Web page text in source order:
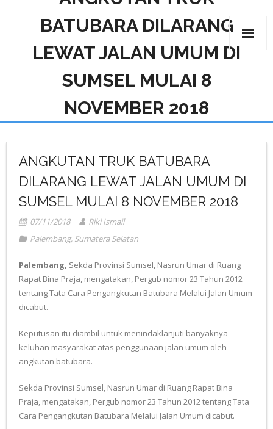
PROFIL PINUS
BERITA PINUS
PROGRAM & KEGIATAN
PRODUK
FILE PINUS
GALLERY
BATUBARA DILARANG
LEWAT JALAN UMUM DI
SUMSEL MULAI 8
NOVEMBER 2018
ANGKUTAN TRUK BATUBARA
DILARANG LEWAT JALAN UMUM DI
SUMSEL MULAI 8 NOVEMBER 2018
07/11/2018
Riki Ismail
Palembang, Sumatera Selatan
Palembang, Sekda Provinsi Sumsel, Nasrun Umar di Ruang
Rapat Bina Praja, mengatakan, Pergub nomor 23 Tahun 2012
tentang Tata Cara Pengangkutan Batubara Melalui Jalan Umum
dicabut.
Keputusan itu diambil untuk menindaklanjuti banyaknya
keluhan masyarakat atas penggunaan jalan umum oleh
angkutan batubara.
Sekda Provinsi Sumsel, Nasrun Umar di Ruang Rapat Bina
Praja, mengatakan, Pergub nomor 23 Tahun 2012 tentang Tata
Cara Pengangkutan Batubara Melalui Jalan Umum dicabut.